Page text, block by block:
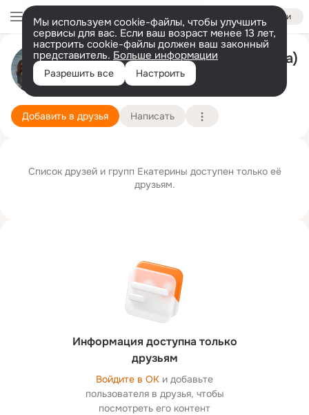
Войти
Мы используем cookie-файлы, чтобы улучшить
сервисы для вас. Если ваш возраст менее 13 лет,
настроить cookie-файлы должен ваш законный
представитель. Больше информации
Разрешить все Настроить
Екатерина Пахомова (Кузовкина)
11 ноября Подробнее
Добавить в друзья Написать
Информация доступна только
друзьям
Войдите в ОК и добавьте
пользователя в друзья, чтобы
посмотреть его контент
Список друзей и групп Екатерины доступен только её
друзьям.